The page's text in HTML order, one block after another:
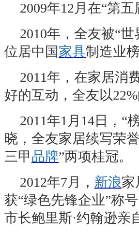
2009年12月在“第五
2010年，全友被“世
位居中国家具制造业
2011年，在家居消
好的互动，全友以22%
2011年1 月 14日， “
晓，全友家居续写荣
三甲品牌”两项桂冠。
2012年7月， 新浪家
获“绿色先锋企业”称号
市长鲍里斯·约翰逊亲